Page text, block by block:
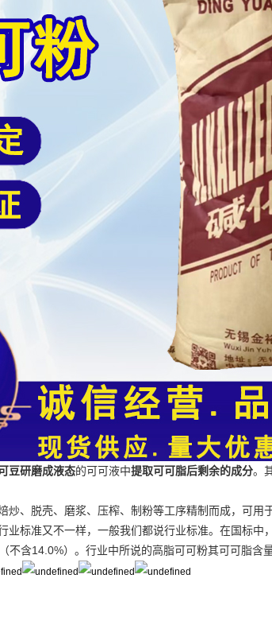
豆研磨成液态的可可液中提取可可脂后剩余的成分。
炒、脱壳、磨浆、压榨、制粉等工序精制而成，可用
业标准又不一样，一般我们都说行业标准。在国标
不含14.0%）。行业中所说的高脂可可粉其可可脂